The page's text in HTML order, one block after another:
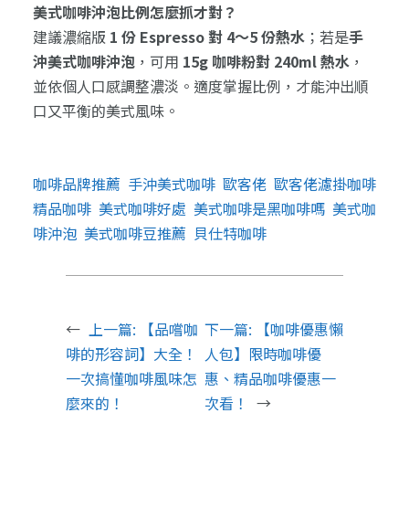
美式咖啡沖泡比例怎麼抓才對？
建議濃縮版 1 份 Espresso 對 4～5 份熱水；若是手
沖美式咖啡沖泡，可用 15g 咖啡粉對 240ml 熱水，
並依個人口感調整濃淡。適度掌握比例，才能沖出順
口又平衡的美式風味。
咖啡品牌推薦 手沖美式咖啡 歐客佬 歐客佬濾掛咖啡
精品咖啡 美式咖啡好處 美式咖啡是黑咖啡嗎 美式咖
啡沖泡 美式咖啡豆推薦 貝仕特咖啡
← 上一篇:
【品嚐咖
啡的形容詞】大全！
一次搞懂咖啡風味怎
麼來的！
下一篇:
【咖啡優惠懶
人包】限時咖啡優
惠、精品咖啡優惠一
次看！
→